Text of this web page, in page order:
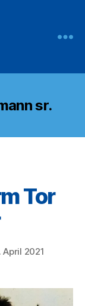
sr.
Tor
April 2021